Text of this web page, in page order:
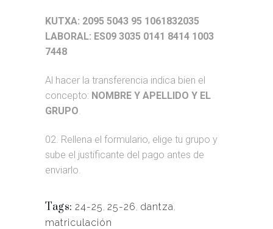
KUTXA: 2095 5043 95 1061832035
LABORAL: ES09 3035 0141 8414 1003
7448
Al hacer la transferencia indica bien el
concepto: NOMBRE Y APELLIDO Y EL
GRUPO
02. Rellena el formulario, elige tu grupo y
sube el justificante del pago antes de
enviarlo.
Tags: 24-25 25-26 dantza
matriculación